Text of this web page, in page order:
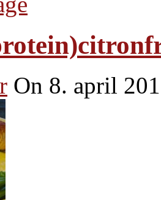
On 8. april